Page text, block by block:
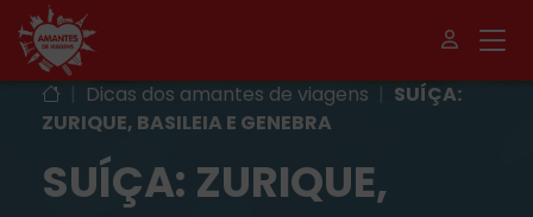
| Dicas dos amantes de viagens | SUÍÇA:
ZURIQUE, BASILEIA E GENEBRA
SUÍÇA: ZURIQUE,